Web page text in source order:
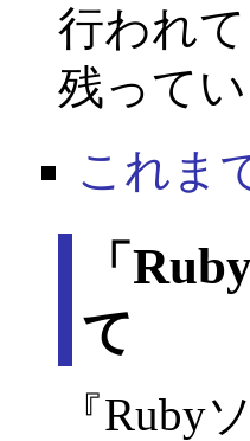
行われ
残ってい
これま
「
て
『Ruby